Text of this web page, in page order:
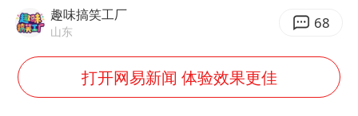
“天津之眼”摩天轮附近2人落水
银行午休1.5小时 留个窗口行不行
趣味搞笑工厂
山东 68
打开网易新闻 体验效果更佳